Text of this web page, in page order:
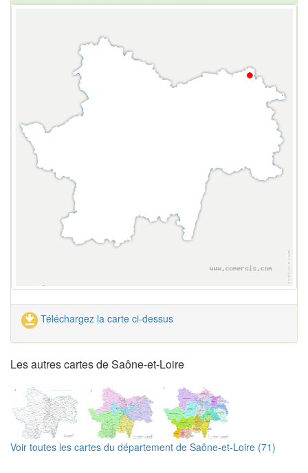
Téléchargez la carte ci-dessus
Les autres cartes de Saône-et-Loire
Voir toutes les cartes du département de Saône-et-Loire (71)